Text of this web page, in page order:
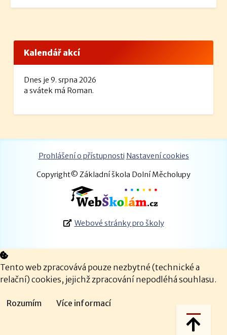
Kalendář akcí
Dnes je 9. srpna 2026
a svátek má Roman.
Prohlášení o přístupnosti Nastavení cookies
Copyright© Základní škola Dolní Měcholupy
Webové stránky pro školy
Tento web zpracovává pouze nezbytné (technické a
relační) cookies, jejichž zpracování nepodléhá souhlasu.
Rozumím Více informací